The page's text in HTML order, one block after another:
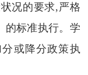
况的要求,严格
的标准执行。学
或降分政策执